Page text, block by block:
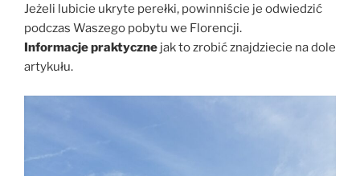
Jeżeli lubicie ukryte perełki, powinniście je odwiedzić
podczas Waszego pobytu we Florencji.
Informacje praktyczne jak to zrobić znajdziecie na dole
artykułu.